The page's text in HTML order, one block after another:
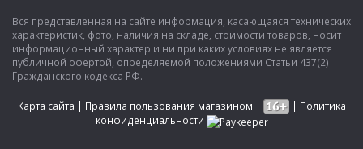
Вся представленная на сайте информация, касающаяся технических
характеристик, фото, наличия на складе, стоимости товаров, носит
информационный характер и ни при каких условиях не является
публичной офертой, определяемой положениями Статьи 437(2)
Гражданского кодекса РФ.
Карта сайта | Правила пользования магазином | | Политика
конфиденциальности